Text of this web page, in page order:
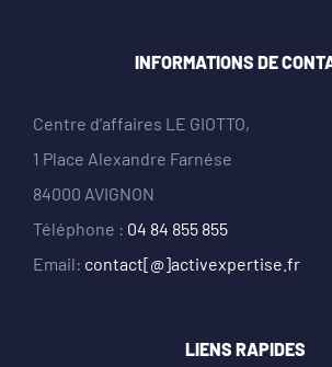
INFORMATIONS DE
Centre d’affaires LE GIOTTO,
1 Place Alexandre Farnése
84000 AVIGNON
Téléphone : 04 84 855 855
Email: contact[@]activexpertise.fr
LIENS RAPIDES